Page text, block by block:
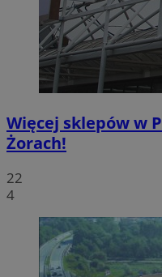
Więcej sklepów w
Żorach!
22
4